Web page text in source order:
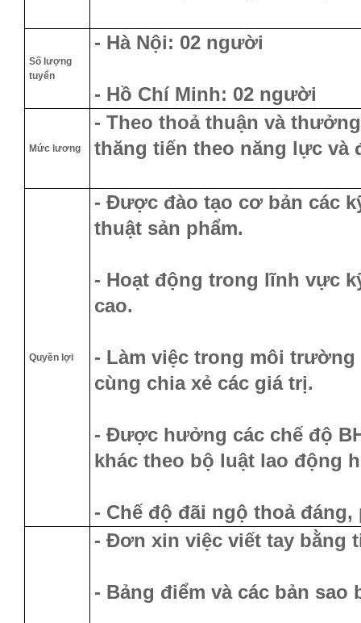
Số lượng
tuyển
- Hà Nội: 02 người
- Hồ Chí Minh: 02 người
Mức lương
- Theo thoả thuận và
thăng tiến theo năng lực và
Quyền lợi
- Được đào tạo cơ bản các
thuật sản phẩm.
- Hoạt động trong lĩnh vực
cao.
- Làm việc trong môi
cùng chia xẻ các giá trị.
- Được hưởng các chế độ
khác theo bộ luật lao động
- Chế độ đãi ngộ thoả
- Đơn xin việc viết tay bằng
- Bảng điểm và các bản